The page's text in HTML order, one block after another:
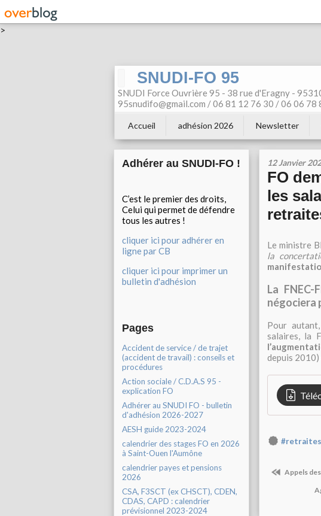
>
SNUDI-FO 95
SNUDI Force Ouvrière 95 - 38 rue d'Eragny -
95snudifo@gmail.com / 06 81 12 76 30 / 06 06
Accueil adhésion 2026 Newsletter
Adhérer au SNUDI-FO !
C’est le premier des droits,
Celui qui permet de défendre
tous les autres !
cliquer ici pour adhérer en
ligne par CB
cliquer ici pour imprimer un
bulletin d'adhésion
Pages
Accident de service / de trajet
(accident de travail) : conseils et
procédures
Action sociale / C.D.A.S 95 -
explication FO
Adhérer au SNUDI FO - bulletin
d'adhésion 2026-2027
AESH guide 2023-2024
calendrier des stages FO en 2026
à Saint-Ouen l'Aumône
calendrier payes et pensions
2026
CSA, F3SCT (ex CHSCT), CDEN,
CDAS, CAPD : calendrier
prévisionnel 2023-2024
12 Janvier
FO
les
Le ministre
la
La
négociera
Pour
salaires, la
depuis
#retraites
Appels